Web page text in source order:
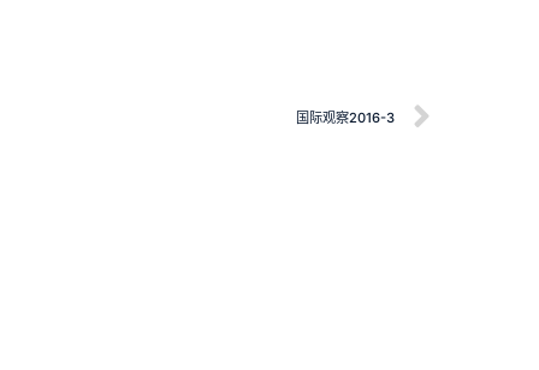
国际观察2016-3